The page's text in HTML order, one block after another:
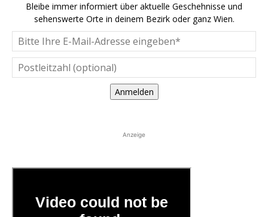
Bleibe immer informiert über aktuelle Geschehnisse und
sehenswerte Orte in deinem Bezirk oder ganz Wien.
Anmelden
Anzeige